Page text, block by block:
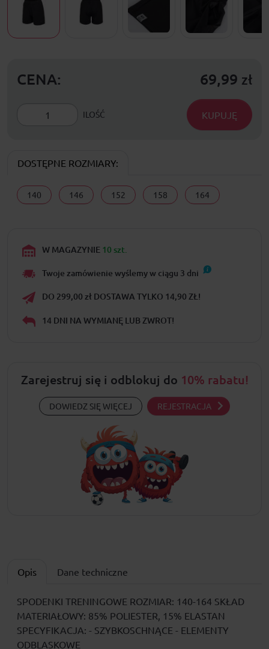
CENA: 69,99 zł
ILOŚĆ KUPUJĘ
DOSTĘPNE ROZMIARY:
140 146 152 158 164
W MAGAZYNIE 10 szt.
Twoje zamówienie wyślemy w ciągu 3 dni
DO 299,00 zł DOSTAWA TYLKO 14,90 ZŁ!
14 DNI NA WYMIANĘ LUB ZWROT!
Zarejestruj się i odblokuj do 10% rabatu!
DOWIEDZ SIĘ WIĘCEJ REJESTRACJA
Opis Dane techniczne
SPODENKI TRENINGOWE ROZMIAR: 140-164 SKŁAD
MATERIAŁOWY: 85% POLIESTER, 15% ELASTAN
SPECYFIKACJA: - SZYBKOSCHNĄCE - ELEMENTY
ODBLASKOWE